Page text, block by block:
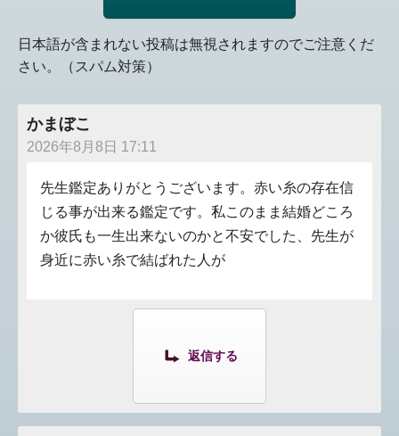
日本語が含まれない投稿は無視されますのでご注意くだ
さい。（スパム対策）
かまぼこ
2026年8月8日 17:11
先生鑑定ありがとうございます。赤い糸の存在信
じる事が出来る鑑定です。私このまま結婚どころ
か彼氏も一生出来ないのかと不安でした、先生が
身近に赤い糸で結ばれた人が
返信する